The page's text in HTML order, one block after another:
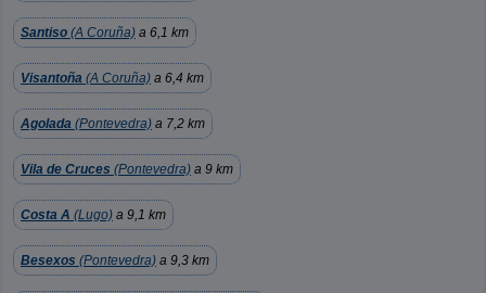
Santiso (A Coruña) a 6,1 km
Visantoña (A Coruña) a 6,4 km
Agolada (Pontevedra) a 7,2 km
Vila de Cruces (Pontevedra) a 9 km
Costa A (Lugo) a 9,1 km
Besexos (Pontevedra) a 9,3 km